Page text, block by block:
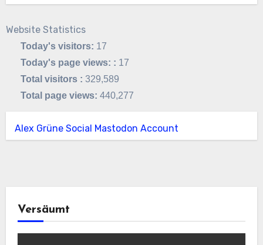
Website Statistics
Today's visitors: 17
Today's page views: : 17
Total visitors :329,589
Total page views:440,277
Alex Grüne Social Mastodon Account
Versäumt